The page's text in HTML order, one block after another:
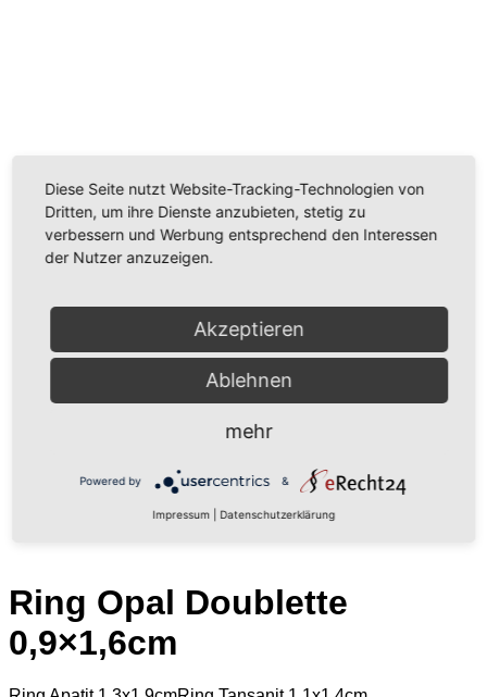
zu Ihren Aktivitäten sammeln. Bitte lesen Sie die Details
durch und stimmen Sie der Nutzung des Service zu,
um dieses Video anzusehen.
Akzeptieren
Usercentrics Consent Management
Ring Opal Doublette
0,9×1,6cm
Diese Seite nutzt Website-Tracking-Technologien von
Dritten, um ihre Dienste anzubieten, stetig zu
verbessern und Werbung entsprechend den Interessen
der Nutzer anzuzeigen.
Akzeptieren
Ablehnen
mehr
Powered by &
Impressum Datenschutzerklärung